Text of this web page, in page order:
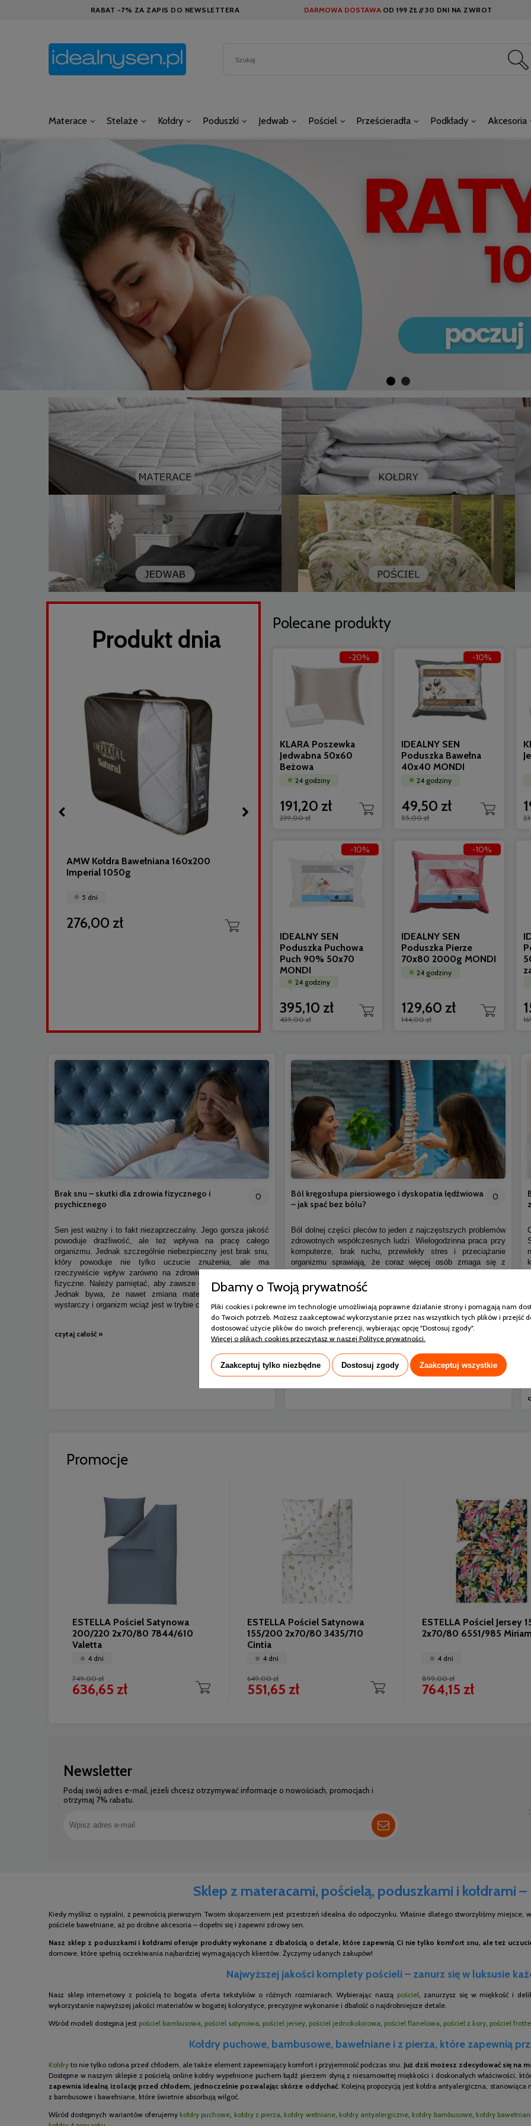
RABAT -7% ZA ZAPIS DO NEWSLETTERA DARMOWA DOSTAWA OD 199 ZŁ //30 DNI NA ZWROT
Materace Stelaże Kołdry Poduszki Jedwab Pościel Prześcieradła Podkłady Akcesoria
Produkt dnia
AMW Kołdra Bawełniana 160x200
Imperial 1050g
5 dni
276,00 zł
IDEALNY SEN Kołdra Alpaka 160x200
Całoroczna MONDI
24 godziny
AMZ
Polecane produkty
KLARA Poszewka
Jedwabna 50x60
Beżowa
24 godziny
191,20 zł
239,00 zł
-20%
IDEALNY SEN
Poduszka Bawełna
40x40 MONDI
24 godziny
49,50 zł
55,00 zł
-10%
IDEALNY SEN
Poduszka Puchowa
Puch 90% 50x70
MONDI
24 godziny
395,10 zł
439,00 zł
-10%
IDEALNY SEN
Poduszka Pierze
70x80 2000g MONDI
24 godziny
129,60 zł
144,00 zł
-10%
Brak snu – skutki dla zdrowia fizycznego i
psychicznego
0
Sen jest ważny i to fakt niezaprzeczalny. Jego gorsza jakość
powoduje drażliwość, ale też wpływa na pracę całego
organizmu. Jednak szczególnie niebezpieczny jest brak snu,
który powoduje nie tylko uczucie znużenia, ale ma
rzeczywiście wpływ zarówno na zdrowie psychiczne, jak i
fizyczne. Należy pamiętać, aby zawsze dbać o higienę snu.
Jednak bywa, że nawet zmiana materaca na nowy nie
wystarczy i organizm wciąż jest w trybie czujności.
czytaj całość »
Ból kręgosłupa piersiowego i dyskopatia lędźwiowa
– jak spać bez bólu?
0
Ból dolnej części pleców to jeden z najczęstszych problemów
zdrowotnych współczesnych ludzi. Wielogodzinna praca przy
komputerze, brak ruchu, przewlekły stres i przeciążanie
organizmu sprawiają, że coraz więcej osób zmaga się z
bólu w odcinku lędźwiowym jest dyskopatia lędźwiowa.
Problem ten nie wpływa wyłącznie na komfort poruszania się.
Bardzo często utrudnia również odpoczynek, pogarsza jakość
snu i sprawia, że organizm nie może prawidłowo się
regenerować.
czytaj całość »
Promocje
ESTELLA Pościel Satynowa
200/220 2x70/80 7844/610
Valetta
4 dni
749,00 zł
636,65 zł
ESTELLA Pościel Satynowa
155/200 2x70/80 3435/710
Cintia
4 dni
649,00 zł
551,65 zł
ESTELLA Pościel Jersey
2x70/80 6551/985 Miriam
4 dni
899,00 zł
764,15 zł
Newsletter
Podaj swój adres e-mail, jeżeli chcesz otrzymywać informacje o nowościach, promocjach i
otrzymaj 7% rabatu.
Sklep z materacami, pościelą, poduszkami i kołdrami
Kiedy myślisz o sypialni, z pewnością pierwszym Twoim skojarzeniem jest przestrzeń idealna do odpoczynku. Właśnie dlatego stworzyliśmy
pościele bawełniane, aż po drobne akcesoria – dopełni się i zapewni zdrowy sen.
Nasz sklep z poduszkami i kołdrami oferuje produkty wykonane z dbałością o detale, które zapewnią Ci nie tylko komfort snu, ale też
domowe, które spełnią oczekiwania najbardziej wymagających klientów. Życzymy udanych zakupów!
Najwyższej jakości komplety pościeli – zanurz się w luksusie
Nasz sklep internetowy z pościelą to bogata oferta tekstyliów o różnych rozmiarach. Wybierając naszą pościel , zanurzysz się w miękkość i
wykorzystanie najwyższej jakości materiałów w bogatej kolorystyce, precyzyjne wykonanie i dbałość o najdrobniejsze detale.
Wśród modeli dostępna jest pościel bambusowa pościel satynowa pościel jersey pościel jednokolorowa pościel flanelowa pościel z kory pościel frotte
Kołdry puchowe, bambusowe, bawełniane i z pierza, które zapewnią
Kołdry to nie tylko osłona przed chłodem, ale także element zapewniający komfort i przyjemność podczas snu. Już dziś możesz zdecydować się na
Dostępne w naszym sklepie z pościelą online kołdry wypełnione puchem bądź pierzem słyną z niesamowitej miękkości i doskonałych właściwości,
zapewnia idealną izolację przed chłodem, jednocześnie pozwalając skórze oddychać. Kolejną propozycją jest kołdra antyalergiczna,
z bambusowe i bawełniane, które świetnie absorbują wilgoć.
Wśród dostępnych wariantów oferujemy kołdry puchowe kołdry z pierza kołdry wełniane, kołdry antyalergiczne kołdry bambusowe, kołdry
Dbamy o Twoją prywatność
Pliki cookies i pokrewne im technologie umożliwiają poprawne działanie strony i pomagają nam
do Twoich potrzeb. Możesz zaakceptować wykorzystanie przez nas wszystkich tych plików i przejść
dostosować użycie plików do swoich preferencji, wybierając opcję "Dostosuj zgody".
Więcej o plikach cookies przeczytasz w naszej Polityce prywatności.
Zaakceptuj tylko niezbędne Dostosuj zgody Zaakceptuj wszystkie